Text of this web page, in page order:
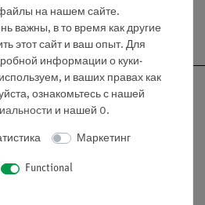
Nach oben
на нашем сайте.
важны, в то время как другие
этот сайт и ваш опыт. Для
информации о куки-
и ваших правах как
ознакомьтесь с нашей
и нашей 0.
Маркетинг
Functional